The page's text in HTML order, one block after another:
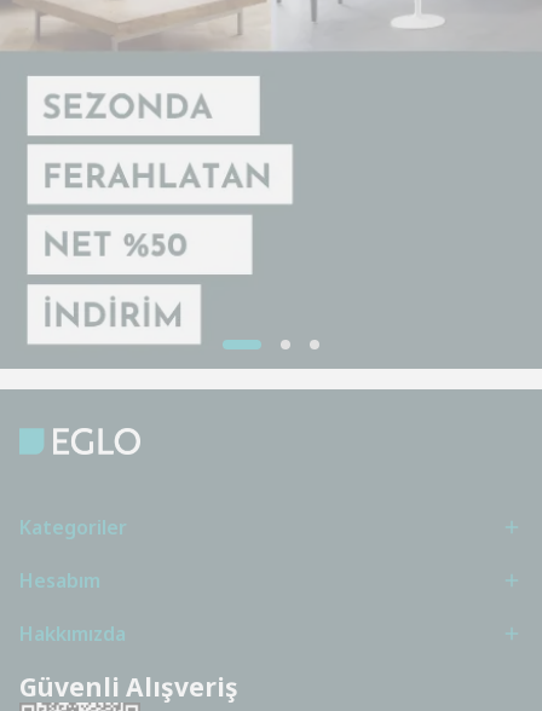
Kategoriler
Hesabım
Hakkımızda
Güvenli Alışveriş